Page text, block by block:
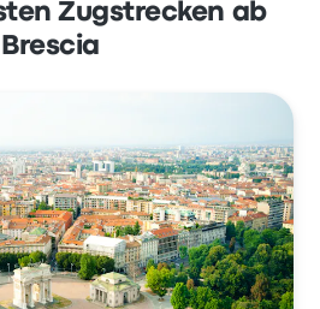
Zugstrecken ab
Brescia